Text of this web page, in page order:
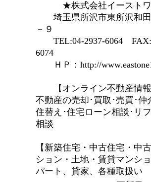
★株式会社イースト
埼玉県所沢市東所沢和田
－９
TEL:04-2937-6064
6074
ＨＰ：http://
【オンライン不動産情報
不動産の売却･買取･売買･仲
住替え･住宅ローン相談･リ
相談
【新築住宅・中古住宅・中
ション・土地・賃貸マンシ
パート、貸家、各種取扱い